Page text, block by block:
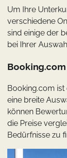
Um Ihre
verschiedene
sind einige der
bei Ihrer
Booking.com
Booking.com
eine breite
können
die Preise
Bedürfnisse zu